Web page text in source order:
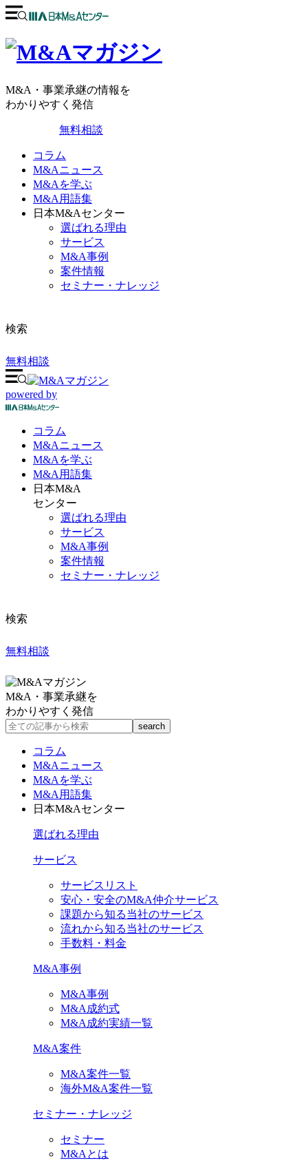
M&A・事業承継の情報を
わかりやすく発信
無料相談
コラム
M&Aニュース
M&Aを学ぶ
M&A用語集
日本M&Aセンター
選ばれる理由
サービス
M&A事例
案件情報
セミナー・ナレッジ
検索
無料相談
powered by
コラム
M&Aニュース
M&Aを学ぶ
M&A 用語集
日本M&A
センター
選ばれる理由
サービス
M&A事例
案件情報
セミナー・ナレッジ
検索
無料相談
M&A・事業承継を
わかりやすく発信
コラム
M&Aニュース
M&Aを学ぶ
M&A用語集
日本M&Aセンター
選ばれる理由
サービス
サービスリスト
安心・安全のM&A仲介サービス
課題から知る当社のサービス
流れから知る当社のサービス
手数料・料金
M&A事例
M&A事例
M&A成約式
M&A成約実績一覧
M&A案件
M&A案件一覧
海外M&A案件一覧
セミナー・ナレッジ
セミナー
M&Aとは